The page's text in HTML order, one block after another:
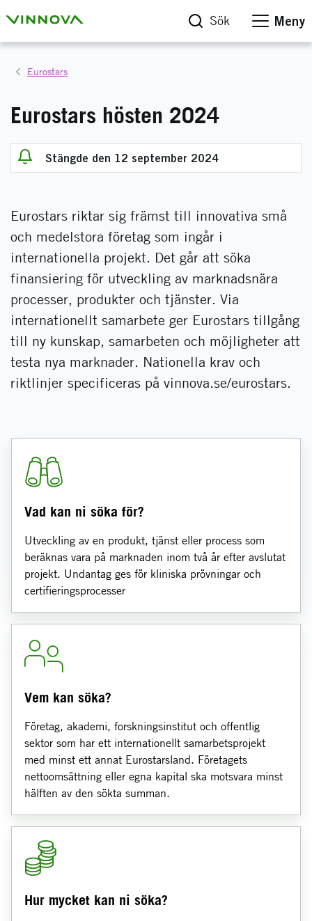
Sök Meny
Eurostars
Eurostars hösten 2024
Stängde den 12 september 2024
Eurostars riktar sig främst till innovativa små
och medelstora företag som ingår i
internationella projekt. Det går att söka
finansiering för utveckling av marknadsnära
processer, produkter och tjänster. Via
internationellt samarbete ger Eurostars tillgång
till ny kunskap, samarbeten och möjligheter att
testa nya marknader. Nationella krav och
riktlinjer specificeras på vinnova.se/eurostars.
Vad kan ni söka för?
Utveckling av en produkt, tjänst eller process som
beräknas vara på marknaden inom två år efter avslutat
projekt. Undantag ges för kliniska prövningar och
certifieringsprocesser
Vem kan söka?
Företag, akademi, forskningsinstitut och offentlig
sektor som har ett internationellt samarbetsprojekt
med minst ett annat Eurostarsland. Företagets
nettoomsättning eller egna kapital ska motsvara minst
hälften av den sökta summan.
Hur mycket kan ni söka?